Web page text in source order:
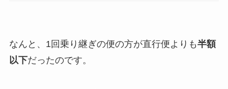
なんと、1回乗り継ぎの便の方が直行便よりも半額
以下だったのです。